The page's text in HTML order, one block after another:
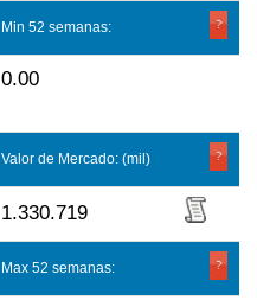
Min 52 semanas:
0.00
Valor de Mercado: (mil)
1.330.719
Max 52 semanas: